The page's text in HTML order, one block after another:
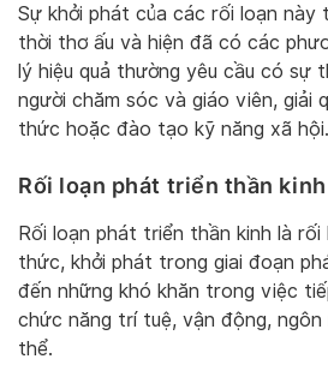
Sự khởi phát của các rối loạn
thời thơ ấu và hiện đã có các
lý hiệu quả thường yêu cầu có sự
người chăm sóc và giáo viên, giải
thức hoặc đào tạo kỹ năng xã hội.
Rối loạn phát triển thần kinh
Rối loạn phát triển thần kinh là rối
thức, khởi phát trong giai đoạn
đến những khó khăn trong việc
chức năng trí tuệ, vận động,
thể.